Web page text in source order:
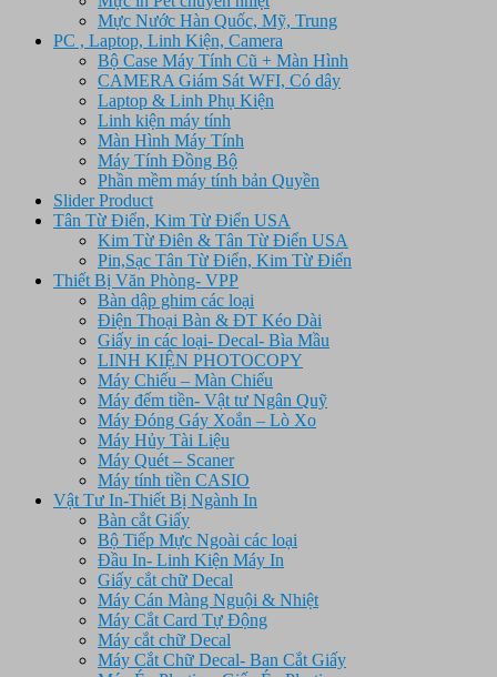
Mực Nước Hàn Quốc, Mỹ, Trung
PC , Laptop, Linh Kiện, Camera
Bộ Case Máy Tính Cũ + Màn Hình
CAMERA Giám Sát WFI, Có dây
Laptop & Linh Phụ Kiện
Linh kiện máy tính
Màn Hình Máy Tính
Máy Tính Đồng Bộ
Phần mềm máy tính bản Quyền
Slider Product
Tân Từ Điển, Kim Từ Điển USA
Kim Từ Điên & Tân Từ Điển USA
Pin,Sạc Tân Từ Điển, Kim Từ Điển
Thiết Bị Văn Phòng- VPP
Bàn dập ghim các loại
Điện Thoại Bàn & ĐT Kéo Dài
Giấy in các loại- Decal- Bìa Mầu
LINH KIỆN PHOTOCOPY
Máy Chiếu – Màn Chiếu
Máy đếm tiền- Vật tư Ngân Quỹ
Máy Đóng Gáy Xoắn – Lò Xo
Máy Hủy Tài Liệu
Máy Quét – Scaner
Máy tính tiền CASIO
Vật Tư In-Thiết Bị Ngành In
Bàn cắt Giấy
Bộ Tiếp Mực Ngoài các loại
Đầu In- Linh Kiện Máy In
Giấy cắt chữ Decal
Máy Cán Màng Nguội & Nhiệt
Máy Cắt Card Tự Động
Máy cắt chữ Decal
Máy Cắt Chữ Decal- Ban Cắt Giấy